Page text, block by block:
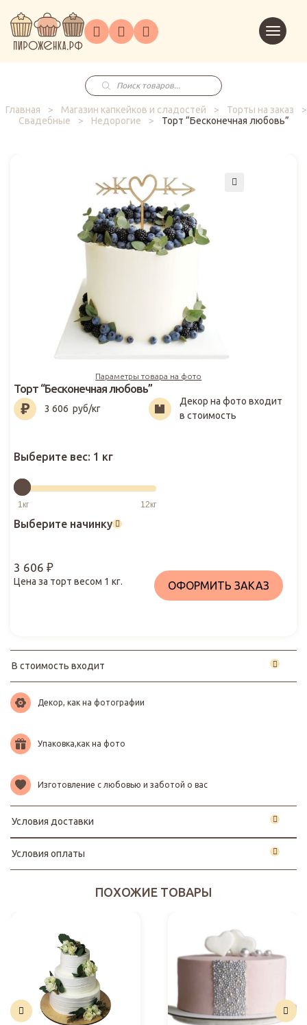
ГлавнаяКаталог
на
заказ
Праздники
Корпоративным
клиентам
в
корзину
Поиск
товаров
Главная
> Магазин капкейков и сладостей > Торты на заказ
>
Свадебные
> Недорогие > Торт “Бесконечная любовь”
Параметры товара на фото
3 606₽
Торт “Бесконечная любовь”
3 606 руб/кг
Декор на фото входит
в стоимость
Выберите вес: 1 кг
Выберите начинку
3 606 ₽
Цена за торт весом 1 кг. ОФОРМИТЬ ЗАКАЗ
В стоимость входит
Декор, как на фотографии
Упаковка,как на фото
Изготовление с любовью и заботой о вас
Условия доставки
Условия оплаты
ПОХОЖИЕ ТОВАРЫ